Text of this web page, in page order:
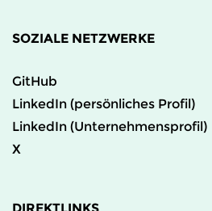
SOZIALE NETZWERKE
GitHub
LinkedIn (persönliches Profil)
LinkedIn (Unternehmensprofil)
X